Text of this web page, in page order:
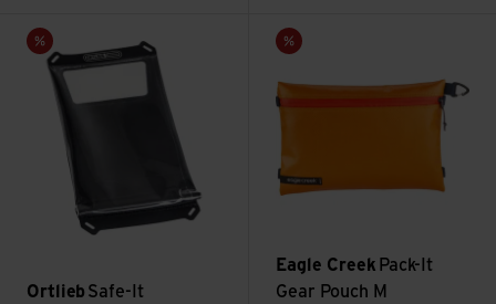
Vente
Ortlieb Safe-It
Voir Safe-It
Vente
Eagle Creek Pack-It
Gear Pouch M
Voir Pack-It Gear Pouch M